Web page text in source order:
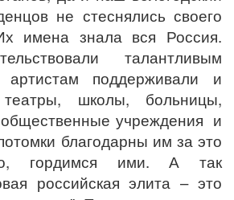
не стеснялись своего
имена знала вся Россия.
талантливым
поддерживали и
театры, школы, больницы,
общественные учреждения и
благодарны им за это
гордимся ими. А так
российская элита – это